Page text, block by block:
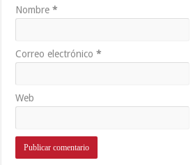
Nombre*
Correo electrónico*
Web